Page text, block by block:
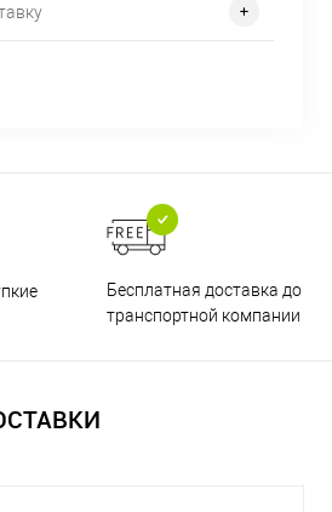
Бесплатная доставка до
транспортной компании